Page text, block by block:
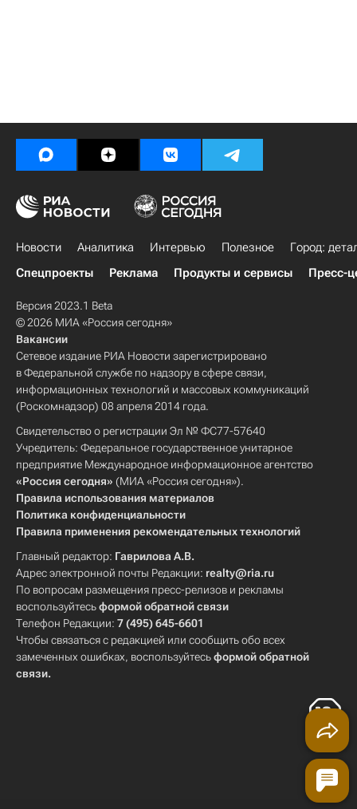
Новости Аналитика Интервью Полезное
Город:
Спецпроекты
Реклама Продукты и сервисы Пресс-
Версия 2023.1 Beta
© 2026 МИА «Россия сегодня»
Вакансии
Сетевое издание РИА Новости зарегистрировано
в Федеральной службе по надзору в сфере связи,
информационных технологий и массовых коммуникаций
(Роскомнадзор) 08 апреля 2014 года.
Свидетельство о регистрации Эл № ФС77-57640
Учредитель: Федеральное государственное унитарное
предприятие Международное информационное агентство
«Россия сегодня» (МИА «Россия сегодня»).
Правила использования материалов
Политика конфиденциальности
Правила применения рекомендательных технологий
Главный редактор: Гаврилова А.В.
Адрес электронной почты Редакции: realty@ria.ru
По вопросам размещения пресс-релизов и рекламы
воспользуйтесьформой обратной связи
Телефон Редакции: 7 (495) 645-6601
Чтобы связаться с редакцией или сообщить обо всех
замеченных ошибках, воспользуйтесьформой обратной
связи.